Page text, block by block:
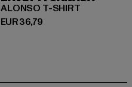
ALONSO T-SHIRT
EUR 36,79
Derzeitiger Preis: EUR 36,79